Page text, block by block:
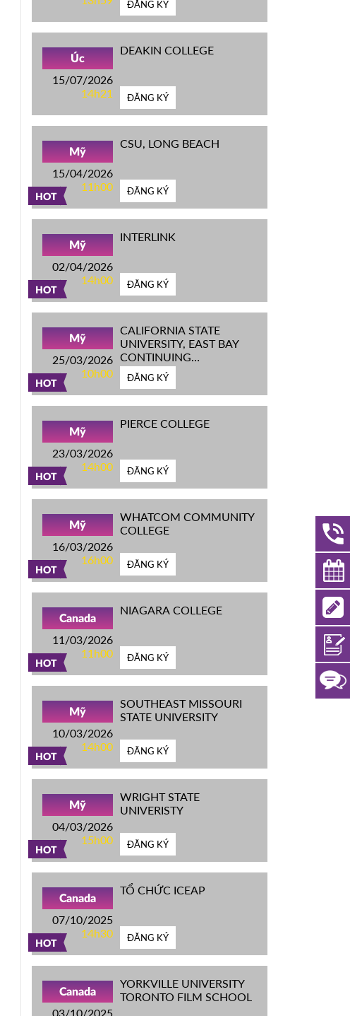
ĐĂNG KÝ
Úc
15/07/2026
14h21
DEAKIN COLLEGE
ĐĂNG KÝ
HOT
Mỹ
15/04/2026
11h00
CSU, LONG BEACH
ĐĂNG KÝ
HOT
Mỹ
02/04/2026
14h00
INTERLINK
ĐĂNG KÝ
HOT
Mỹ
25/03/2026
10h00
CALIFORNIA STATE
UNIVERSITY, EAST BAY
CONTINUING
EDUCATION
ĐĂNG KÝ
HOT
Mỹ
23/03/2026
14h00
PIERCE COLLEGE
ĐĂNG KÝ
HOT
Mỹ
16/03/2026
16h00
WHATCOM COMMUNITY
COLLEGE
ĐĂNG KÝ
HOT
Canada
11/03/2026
11h00
NIAGARA COLLEGE
ĐĂNG KÝ
HOT
Mỹ
10/03/2026
14h00
SOUTHEAST MISSOURI
STATE UNIVERSITY
ĐĂNG KÝ
HOT
Mỹ
04/03/2026
15h00
WRIGHT STATE
UNIVERISTY
ĐĂNG KÝ
HOT
Canada
07/10/2025
14h30
TỔ CHỨC ICEAP
ĐĂNG KÝ
Canada
03/10/2025
YORKVILLE UNIVERSITY
TORONTO FILM SCHOOL